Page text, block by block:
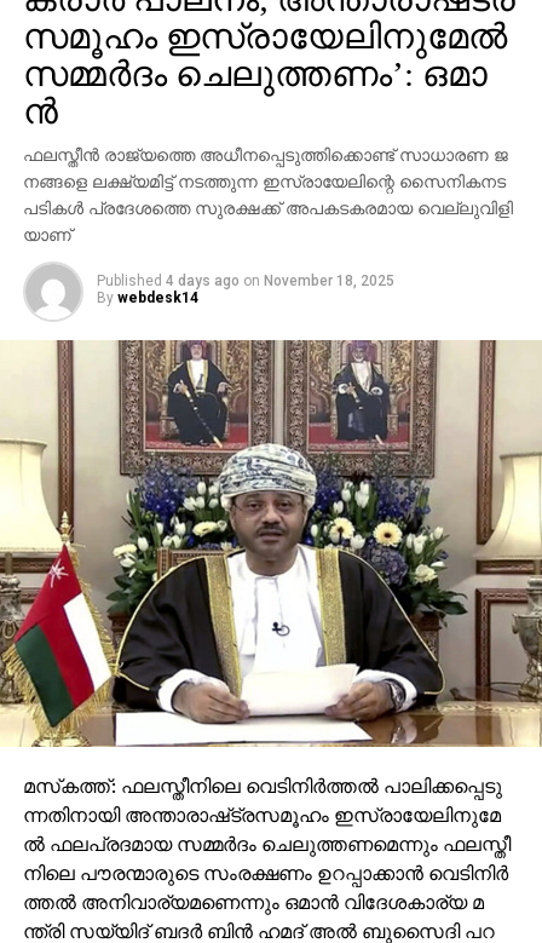
സ​മൂ​ഹം ഇ​സ്രായേലിനുമേൽ
സ​മ്മ​ർ​ദം ചെ​ലു​ത്ത​ണം’: ഒ​മാ​
ൻ
ഫ​ല​സ്തീ​ൻ രാ​ജ്യ​ത്തെ അ​ധീ​ന​പ്പെ​ടു​ത്തി​ക്കൊ​ണ്ട് സാ​ധാ​ര​ണ ജ​
ന​ങ്ങ​ളെ ല​ക്ഷ്യ​മി​ട്ട് ന​ട​ത്തു​ന്ന ഇ​സ്രാ​യേ​ലി​ന്റെ സൈ​നി​ക​ന​ട​
പ​ടി​ക​ൾ പ്ര​ദേ​ശ​ത്തെ സു​ര​ക്ഷ​ക്ക് അ​പ​ക​ട​ക​ര​മാ​യ വെ​ല്ലു​വി​ളി​
യാ​ണ്
Published 4 days ago on November 18, 2025
By webdesk14
മ​സ്‌​ക​ത്ത്: ഫ​ല​സ്തീ​നി​ലെ വെ​ടി​നി​ർ​ത്ത​ൽ പാ​ലി​ക്ക​പ്പെ​ടു​
ന്ന​തി​നാ​യി അ​ന്താ​രാ​ഷ്‌​ട്ര​സ​മൂ​ഹം ഇ​സ്രാ​യേ​ലി​നു​മേ​
ൽ ഫ​ല​പ്ര​ദ​മാ​യ സ​മ്മ​ർ​ദം ചെ​ലു​ത്ത​ണ​മെ​ന്നും ഫ​ല​സ്തീ​
നി​ലെ പൗ​ര​ന്മാ​രു​ടെ സം​ര​ക്ഷ​ണം ഉ​റ​പ്പാ​ക്കാ​ൻ വെ​ടി​നി​ർ​
ത്ത​ൽ അ​നി​വാ​ര്യ​മ​ണെ​ന്നും ഒ​മാ​ൻ വി​ദേ​ശ​കാ​ര്യ മ​
ന്ത്രി സ​യ്യി​ദ് ബ​ദ​ർ ബി​ൻ ഹ​മ​ദ് അ​ൽ ബു​സൈ​ദി പ​റ​